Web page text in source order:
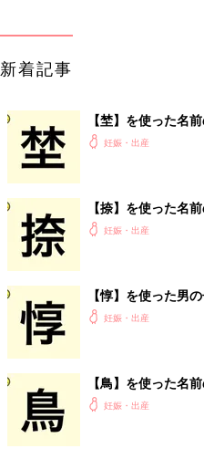
新着記事
【埜】を使った名
妊娠・出産
【捺】を使った名
妊娠・出産
【惇】を使った男
妊娠・出産
【鳥】を使った名
妊娠・出産